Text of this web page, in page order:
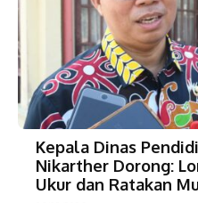
Kepala Dinas
Nikarther Dorong:
Ukur dan Ratakan